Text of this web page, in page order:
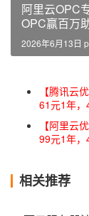
阿里云OPC
OPC赢百万
2026年6月13日
【腾讯云
61元1年
【阿里云
99元1年
相关推荐